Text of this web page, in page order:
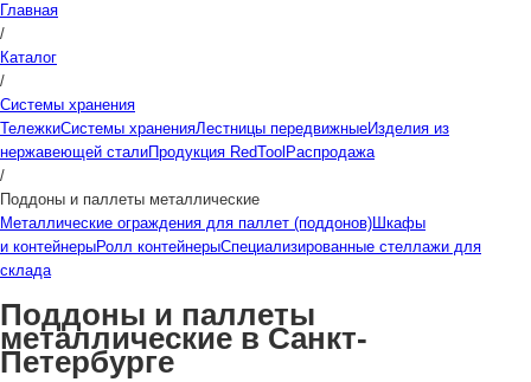
Главная
/
Каталог
/
Системы хранения
ТележкиСистемы храненияЛестницы передвижныеИзделия из
нержавеющей сталиПродукция RedTool Распродажа
/
Поддоны и паллеты металлические
Металлические ограждения для паллет (поддонов)Шкафы
и контейнерыРолл контейнерыСпециализированные стеллажи для
склада
Поддоны и паллеты
металлические в Санкт-
Петербурге